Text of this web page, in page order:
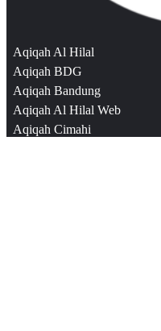
Aqiqah Al Hilal
Aqiqah BDG
Aqiqah Bandung
Aqiqah Al Hilal Web
Aqiqah Cimahi